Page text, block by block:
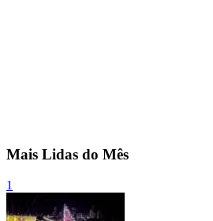
Mais Lidas do Mês
1